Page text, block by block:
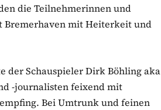
die Teilnehmerinnen und
Bremerhaven mit Heiterkeit und
der Schauspieler Dirk Böhling aka
-journalisten feixend mit
Bei Umtrunk und feinen